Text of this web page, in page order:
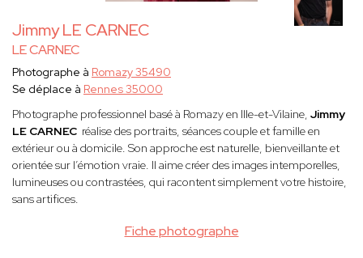
Jimmy LE CARNEC
LE CARNEC
Fiche photographe
Photographe à Romazy 35490
Se déplace à Rennes 35000
Photographe professionnel basé à Romazy en Ille-et-Vilaine, Jimmy
LE CARNEC réalise des portraits, séances couple et famille en
extérieur ou à domicile. Son approche est naturelle, bienveillante et
orientée sur l’émotion vraie. Il aime créer des images intemporelles,
lumineuses ou contrastées, qui racontent simplement votre histoire,
sans artifices.